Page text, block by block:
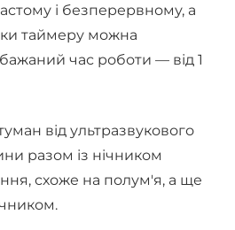
і безперервному, а
таймеру можна
час роботи — від 1
від ультразвукового
разом із нічником
схоже на полум'я, а ще